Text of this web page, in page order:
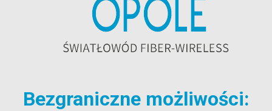
Bezgraniczne możliwości: